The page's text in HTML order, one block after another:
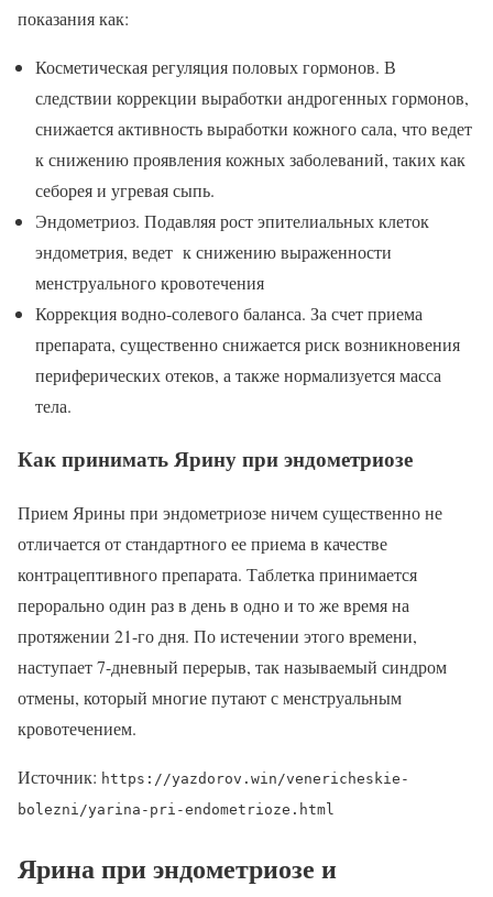
показания как:
Косметическая регуляция половых гормонов. В
следствии коррекции выработки андрогенных гормонов,
снижается активность выработки кожного сала, что ведет
к снижению проявления кожных заболеваний, таких как
себорея и угревая сыпь.
Эндометриоз. Подавляя рост эпителиальных клеток
эндометрия, ведет к снижению выраженности
менструального кровотечения
Коррекция водно-солевого баланса. За счет приема
препарата, существенно снижается риск возникновения
периферических отеков, а также нормализуется масса
тела.
Как принимать Ярину при эндометриозе
Прием Ярины при эндометриозе ничем существенно не
отличается от стандартного ее приема в качестве
контрацептивного препарата. Таблетка принимается
перорально один раз в день в одно и то же время на
протяжении 21-го дня. По истечении этого времени,
наступает 7-дневный перерыв, так называемый синдром
отмены, который многие путают с менструальным
кровотечением.
Источник: https://yazdorov.win/venericheskie-
bolezni/yarina-pri-endometrioze.html
Ярина при эндометриозе и